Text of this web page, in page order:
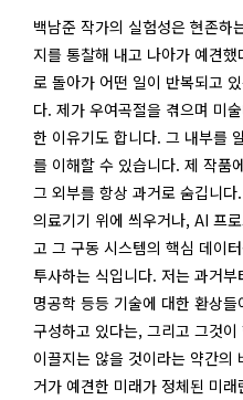
백남준 작가의 실험성은 현존하
지를 통찰해 내고 나아가 예견
로 돌아가 어떤 일이 반복되고
다. 제가 우여곡절을 겪으며 미
한 이유기도 합니다. 그 내부를
를 이해할 수 있습니다. 제 작품
그 외부를 항상 과거로 숨깁니
의료기기 위에 씌우거나, AI 프
고 그 구동 시스템의 핵심 데이
투사하는 식입니다. 저는 과거
명공학 등등 기술에 대한 환상
구성하고 있다는, 그리고 그것
이끌지는 않을 것이라는 약간의
거가 예견한 미래가 정체된 미